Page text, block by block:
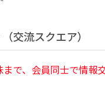
交流スクエア）
で、会員同士で情報